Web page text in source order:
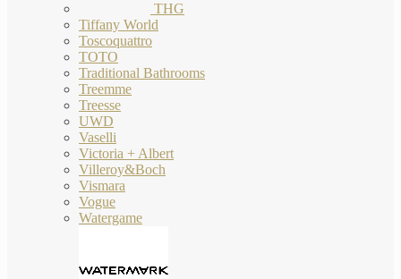
THG
Tiffany World
Toscoquattro
TOTO
Traditional Bathrooms
Treemme
Treesse
UWD
Vaselli
Victoria + Albert
Villeroy&Boch
Vismara
Vogue
Watergame